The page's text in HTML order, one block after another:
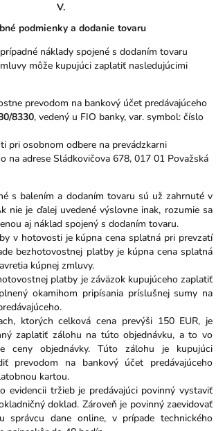
V.
podmienky a dodanie tovaru
náklady spojené s dodaním tovaru
môže kupujúci zaplatiť nasledujúcimi
prevodom na bankový účet predávajúceho
/8330, vedený u FIO banky, var. symbol: číslo
pri osobnom odbere na prevádzkarni
na adrese Sládkovičova 678, 017 01 Považská
s balením a dodaním tovaru sú už zahrnuté v
nie je ďalej uvedené výslovne inak, rozumie sa
aj náklad spojený s dodaním tovaru.
v hotovosti je kúpna cena splatná pri prevzatí
bezhotovostnej platby je kúpna cena splatná
kúpnej zmluvy.
platby je záväzok kupujúceho zaplatiť
okamihom pripísania príslušnej sumy na
ktorých celková cena prevýši 150 EUR, je
zaplatiť zálohu na túto objednávku, a to vo
ceny objednávky. Túto zálohu je kupujúci
prevodom na bankový účet predávajúceho
kartou.
evidencii tržieb je predávajúci povinný vystaviť
doklad. Zároveň je povinný zaevidovať
správcu dane online, v prípade technického